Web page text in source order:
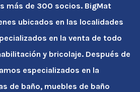
más de 300 socios. BigMat
ubicados en las localidades
en la venta de todo
y bricolaje. Después de
especializados en la
de baño, muebles de baño